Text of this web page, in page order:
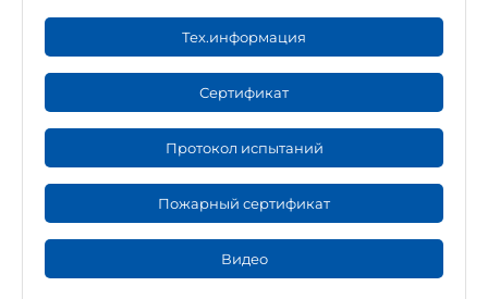
Тех.информация
Сертификат
Протокол испытаний
Пожарный сертификат
Видео